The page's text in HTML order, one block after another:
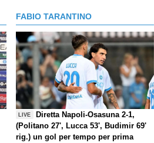
FABIO TARANTINO
LIVE
Diretta Napoli-Osasuna 2-1,
(Politano 27', Lucca 53', Budimir 69'
rig.) un gol per tempo per prima